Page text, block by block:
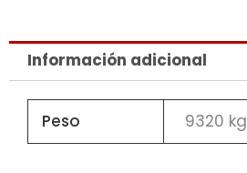
Información adicional
Peso 9320 kg